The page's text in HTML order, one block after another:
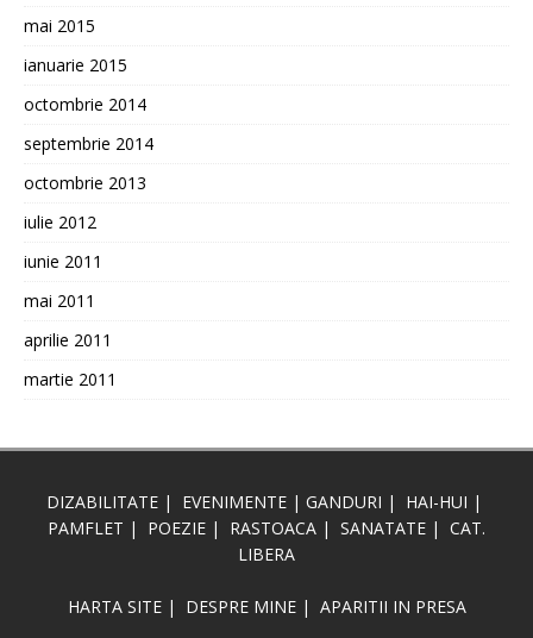
mai 2015
ianuarie 2015
octombrie 2014
septembrie 2014
octombrie 2013
iulie 2012
iunie 2011
mai 2011
aprilie 2011
martie 2011
DIZABILITATE | EVENIMENTE | GANDURI | HAI-HUI |
PAMFLET | POEZIE | RASTOACA | SANATATE | CAT.
LIBERA
HARTA SITE| DESPRE MINE| APARITII IN PRESA